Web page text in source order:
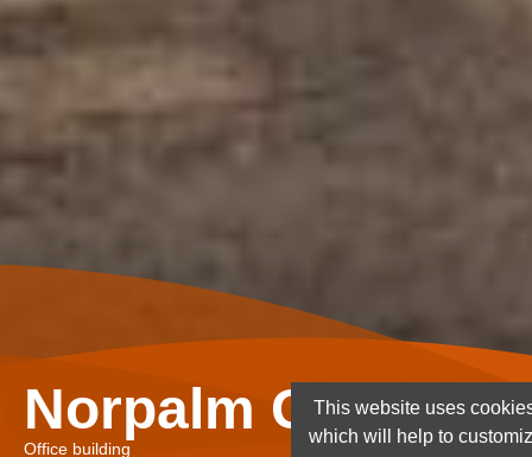
Norpalm Ghana
Office building
This website uses
which will help to